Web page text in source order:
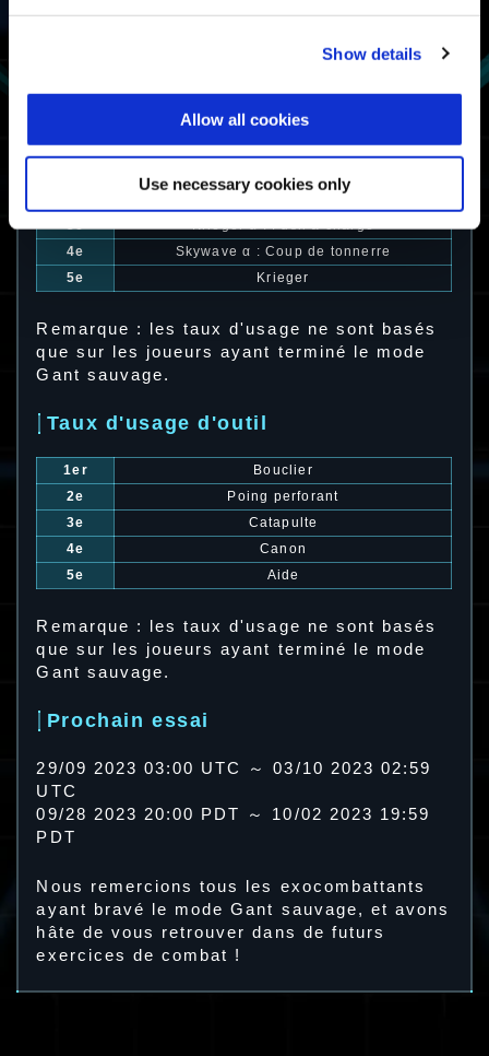
Show details
Allow all cookies
Use necessary cookies only
06:37.38
06:17.78
Taux d'usage d'exosquelette
3e
Krieger α : Fusil à charge
4e
Skywave α : Coup de tonnerre
5e
Krieger
Remarque : les taux d'usage ne sont basés
que sur les joueurs ayant terminé le mode
Gant sauvage.
Taux d'usage d'outil
1er
Bouclier
2e
Poing perforant
3e
Catapulte
4e
Canon
5e
Aide
Remarque : les taux d'usage ne sont basés
que sur les joueurs ayant terminé le mode
Gant sauvage.
Prochain essai
29/09 2023 03:00 UTC ～ 03/10 2023 02:59
UTC
09/28 2023 20:00 PDT ～ 10/02 2023 19:59
PDT
Nous remercions tous les exocombattants
ayant bravé le mode Gant sauvage, et avons
hâte de vous retrouver dans de futurs
exercices de combat !